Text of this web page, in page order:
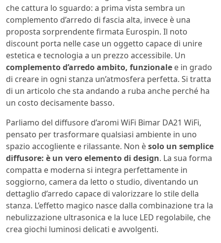
che cattura lo sguardo: a prima vista sembra un
complemento d’arredo di fascia alta, invece è una
proposta sorprendente firmata Eurospin. Il noto
discount porta nelle case un oggetto capace di unire
estetica e tecnologia a un prezzo accessibile. Un
complemento d’arredo ambito, funzionale e in grado
di creare in ogni stanza un’atmosfera perfetta. Si tratta
di un articolo che sta andando a ruba anche perché ha
un costo decisamente basso.
Parliamo del diffusore d’aromi WiFi Bimar DA21 WiFi,
pensato per trasformare qualsiasi ambiente in uno
spazio accogliente e rilassante. Non èsolo un semplice
diffusore: è un vero elemento di design. La sua forma
compatta e moderna si integra perfettamente in
soggiorno, camera da letto o studio, diventando un
dettaglio d’arredo capace di valorizzare lo stile della
stanza. L’effetto magico nasce dalla combinazione tra la
nebulizzazione ultrasonica e la luce LED regolabile, che
crea giochi luminosi delicati e avvolgenti.